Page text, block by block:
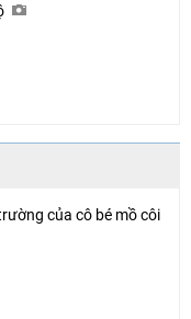
của cô bé mồ côi